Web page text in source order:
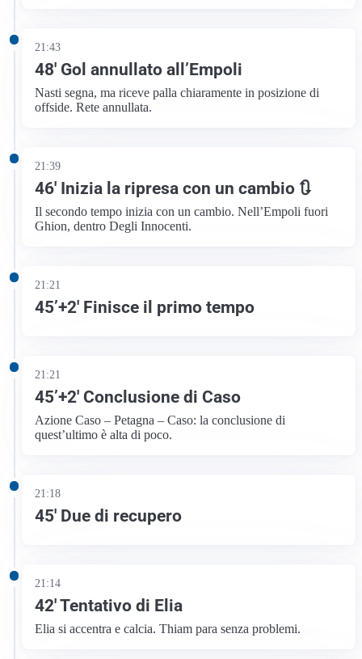
21:43
48′ Gol annullato all’Empoli
Nasti segna, ma riceve palla chiaramente in posizione di
offside. Rete annullata.
21:39
46′ Inizia la ripresa con un cambio 🔃
Il secondo tempo inizia con un cambio. Nell’Empoli fuori
Ghion, dentro Degli Innocenti.
21:21
45’+2′ Finisce il primo tempo
21:21
45’+2′ Conclusione di Caso
Azione Caso – Petagna – Caso: la conclusione di
quest’ultimo è alta di poco.
21:18
45′ Due di recupero
21:14
42′ Tentativo di Elia
Elia si accentra e calcia. Thiam para senza problemi.